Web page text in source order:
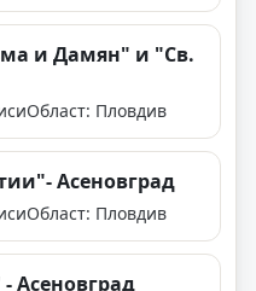
и Дамян" и "Св.
Област: Пловдив
Асеновград
Област: Пловдив
Асеновград